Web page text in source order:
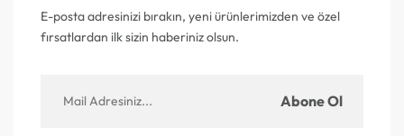
E-posta adresinizi bırakın, yeni ürünlerimizden ve özel
fırsatlardan ilk sizin haberiniz olsun.
Abone Ol